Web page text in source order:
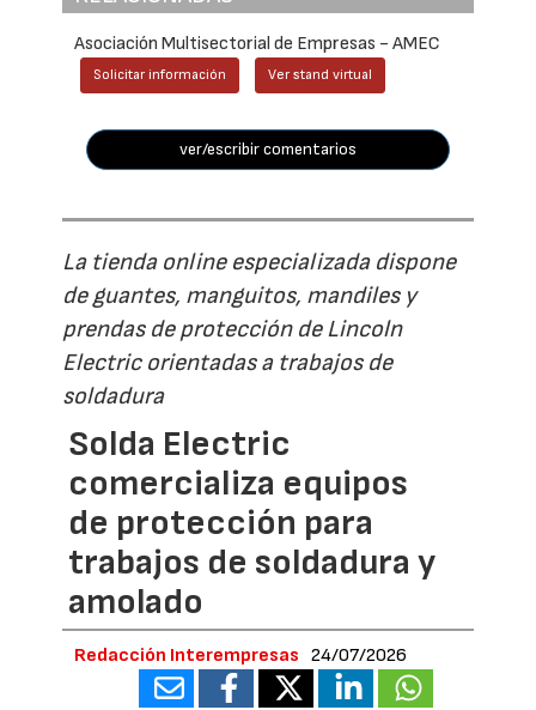
Asociación Multisectorial de Empresas - AMEC
Solicitar información Ver stand virtual
ver/escribir comentarios
La tienda online especializada dispone
de guantes, manguitos, mandiles y
prendas de protección de Lincoln
Electric orientadas a trabajos de
soldadura
Solda Electric
comercializa equipos
de protección para
trabajos de soldadura y
amolado
Redacción Interempresas 24/07/2026